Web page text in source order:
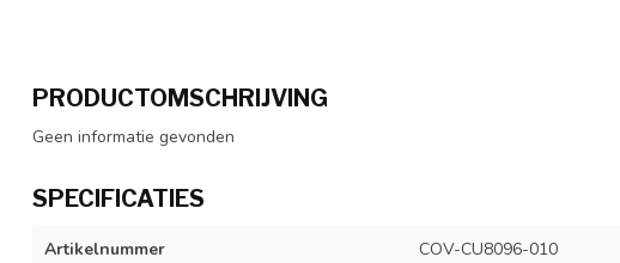
PRODUCTOMSCHRIJVING
Geen informatie gevonden
SPECIFICATIES
Artikelnummer COV-CU8096-010